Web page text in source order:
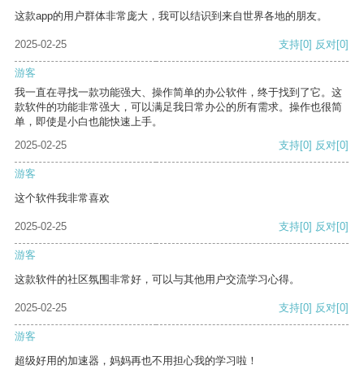
这款app的用户群体非常庞大，我可以结识到来自世界各地的朋友。
2025-02-25 支持[0] 反对[0]
游客
我一直在寻找一款功能强大、操作简单的办公软件，终于找到了它。这
款软件的功能非常强大，可以满足我日常办公的所有需求。操作也很简
单，即使是小白也能快速上手。
2025-02-25
支持[0] 反对[0]
游客
这个软件我非常喜欢
2025-02-25 支持[0] 反对[0]
游客
这款软件的社区氛围非常好，可以与其他用户交流学习心得。
2025-02-25 支持[0] 反对[0]
游客
超级好用的加速器，妈妈再也不用担心我的学习啦！